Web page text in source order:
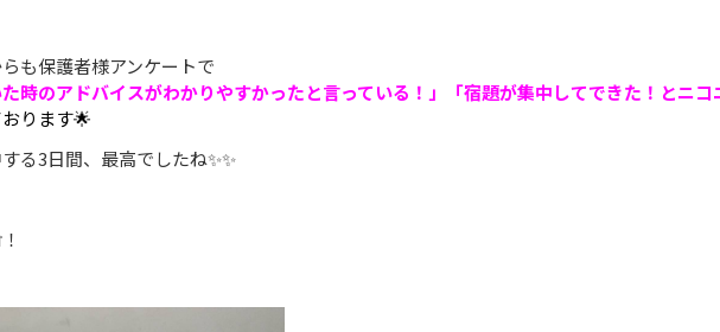
も保護者様アンケートで
た時のアドバイスがわかりやすかったと言っている！」「宿題が集中してできた！とニコ
ります🌟
る3日間、最高でしたね✨✨